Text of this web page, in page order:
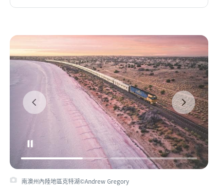
南澳州內陸地區克特湖©Andrew Gregory